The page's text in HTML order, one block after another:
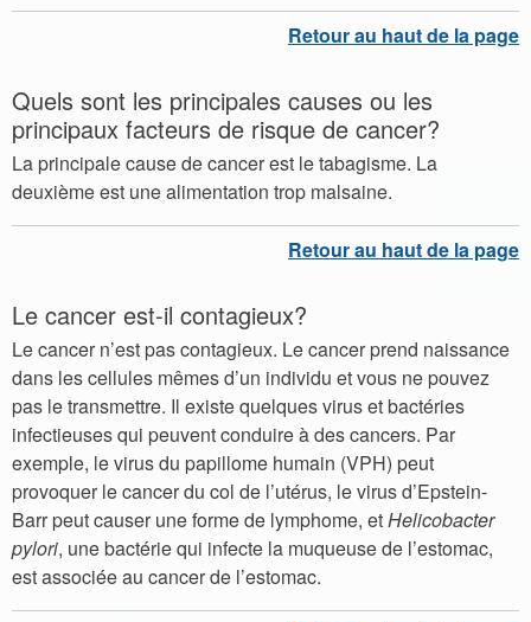
Quels sont les principales causes ou les
principaux facteurs de risque de cancer?
La principale cause de cancer est le tabagisme. La
deuxième est une alimentation trop malsaine.
Le cancer est-il contagieux?
Le cancer n’est pas contagieux. Le cancer prend naissance
dans les cellules mêmes d’un individu et vous ne pouvez
pas le transmettre. Il existe quelques virus et bactéries
infectieuses qui peuvent conduire à des cancers. Par
exemple, le virus du papillome humain (VPH) peut
provoquer le cancer du col de l’utérus, le virus d’Epstein-
Barr peut causer une forme de lymphome, etHelicobacter
pylori, une bactérie qui infecte la muqueuse de l’estomac,
est associée au cancer de l’estomac.